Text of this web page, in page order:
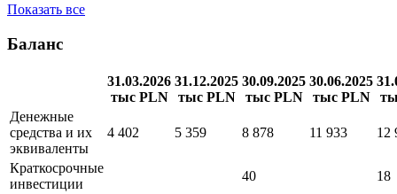
Показать все
Баланс
31.03.2026
тыс PLN
31.12.2025
тыс PLN
30.09.2025
тыс PLN
30.06.2025
тыс PLN
Денежные
средства и их
эквиваленты
4 402 5 359 8 878 11 933 12
Краткосрочные
инвестиции
40
18